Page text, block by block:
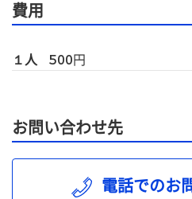
費用
１人 500円
お問い合わせ先
電話でのお